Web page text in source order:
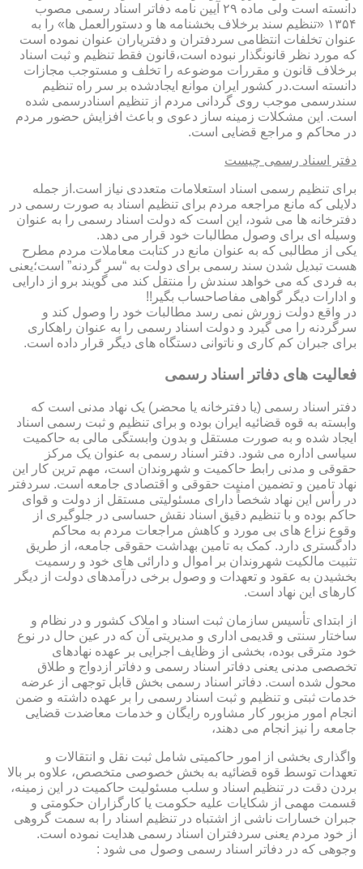
دانسته است ولی ماده ۲۹ آیین نامه دفاتر اسناد رسمی مصوب
۱۳۵۴ «تنظیم سند برخلاف بخشنامه ها و دستورالعمل ها» را به
عنوان تخلفات انتظامی سردفتران و دفتریاران عنوان نموده است
که مورد نظر قانونگذار نبوده است،قانون فقط تنظیم و ثبت اسناد
برخلاف قانون و مقررات موضوعه را تخلف و مستوجب مجازات
دانسته است.در کشور ایران موانع ایجادشده بر سر راه تنظیم
سندرسمی موجب روی گردانی مردم از تنظیم اسنادرسمی شده
است. این مشکلات زمینه ساز دعوی و باعث افزایش حضور مردم
در محاکم و مراجع قضایی است.
دفتر اسناد رسمی چیست
برای تنظیم رسمی اسناد استعلامات متعددی نیاز است.از جمله
دلایلی که مانع مراجعه مردم برای تنظیم اسناد به صورت رسمی در
دفترخانه ها می شود، این است که دولت اسناد رسمی را به عنوان
وسیله ای برای وصول مطالبات خود قرار می دهد.
یکی از مطالبی که به عنوان مانع در کتابت معاملات مردم مطرح
هست تبدیل شدن سند رسمی برای دولت به “سر گردنه” است؛یعنی
به فردی که می خواهد سندش را منتقل کند می گویند برو از دارایی
و ادارات دیگر گواهی مفاصاحساب بگیر!!
در واقع دولت زورش نمی رسد مطالبات خود را وصول کند و
سرگردنه را می گیرد و دولت اسناد رسمی را به عنوان راهکاری
برای جبران کم کاری و ناتوانی دستگاه های دیگر قرار داده است.
فعالیت های دفاتر اسناد رسمی
دفتر اسناد رسمی (یا دفترخانه یا محضر) یک نهاد مدنی است که
وابسته به قوه قضائیه ایران بوده و برای تنظیم و ثبت رسمی اسناد
ایجاد شده و به صورت مستقل و بدون وابستگی مالی به حاکمیت
سیاسی اداره می شود. دفتر اسناد رسمی به عنوان یک مرکز
حقوقی و مدنی رابط حاکمیت و شهروندان است، مهم ترین کار این
نهاد تامین و تضمین امنیت حقوقی و اقتصادی جامعه است. سردفتر
در رأس این نهاد شخصاً دارای مسئولیتی مستقل از دولت و قوای
حاکم بوده و با تنظیم دقیق اسناد نقش حساسی در جلوگیری از
وقوع نزاع های بی مورد و کاهش مراجعات مردم به محاکم
دادگستری دارد. کمک به تامین بهداشت حقوقی جامعه، از طریق
تثبیت مالکیت شهروندان بر اموال و دارائی های خود و رسمیت
بخشیدن به عقود و تعهدات و وصول برخی درآمدهای دولت از دیگر
کارهای این نهاد است.
از ابتدای تأسیس سازمان ثبت اسناد و املاک کشور و در نظام و
ساختار سنتی و قدیمی اداری و مدیریتی آن که در عین حال در نوع
خود مترقی بوده، بخشی از وظایف اجرایی بر عهده نهادهای
تخصصی مدنی یعنی دفاتر اسناد رسمی و دفاتر ازدواج و طلاق
محول شده است. دفاتر اسناد رسمی بخش قابل توجهی از عرضه
خدمات ثبتی و تنظیم و ثبت اسناد رسمی را بر عهده داشته و ضمن
انجام امور مزبور کار مشاوره رایگان و خدمات معاضدت قضایی
جامعه را نیز انجام می دهند،
واگذاری بخشی از امور حاکمیتی شامل ثبت نقل و انتقالات و
تعهدات توسط قوه قضائیه به بخش خصوصی متخصص، علاوه بر بالا
بردن دقت در تنظیم اسناد و سلب مسئولیت حاکمیت در این زمینه،
قسمت مهمی از شکایات علیه حکومت یا کارگزاران حکومتی و
جبران خسارات ناشی از اشتباه در تنظیم اسناد را به سمت گروهی
از خود مردم یعنی سردفتران اسناد رسمی هدایت نموده است.
وجوهی که در دفاتر اسناد رسمی وصول می شود :